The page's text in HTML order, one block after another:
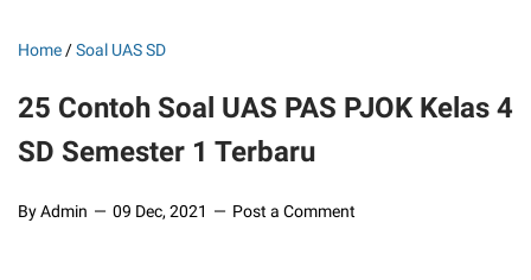
Home /Soal UAS SD
25 Contoh Soal UAS PAS PJOK Kelas 4
SD Semester 1 Terbaru
By Admin 09 Dec, 2021 Post a Comment